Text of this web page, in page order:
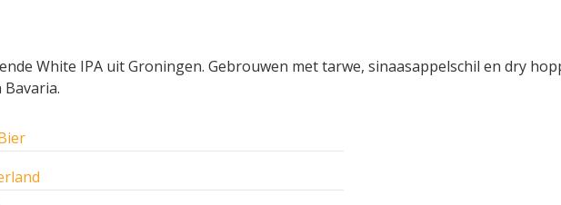
White IPA uit Groningen. Gebrouwen met tarwe, sinaasappelschil en dry